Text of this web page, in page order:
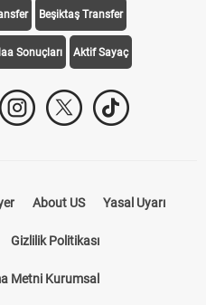
Beşiktaş Transfer
Sonuçları Aktif Sayaç
About US Yasal Uyarı
Gizlilik Politikası
Metni Kurumsal